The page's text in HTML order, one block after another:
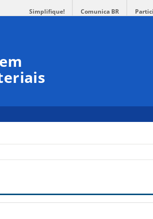
Simplifique! Comunica BR